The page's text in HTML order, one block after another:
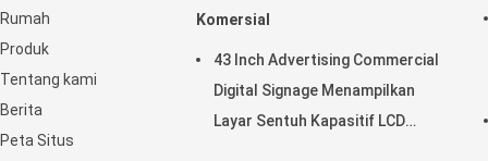
Rumah
Produk
Tentang kami
Berita
Peta Situs
Komersial
43 Inch Advertising Commercial
Digital Signage Menampilkan
Layar Sentuh Kapasitif LCD